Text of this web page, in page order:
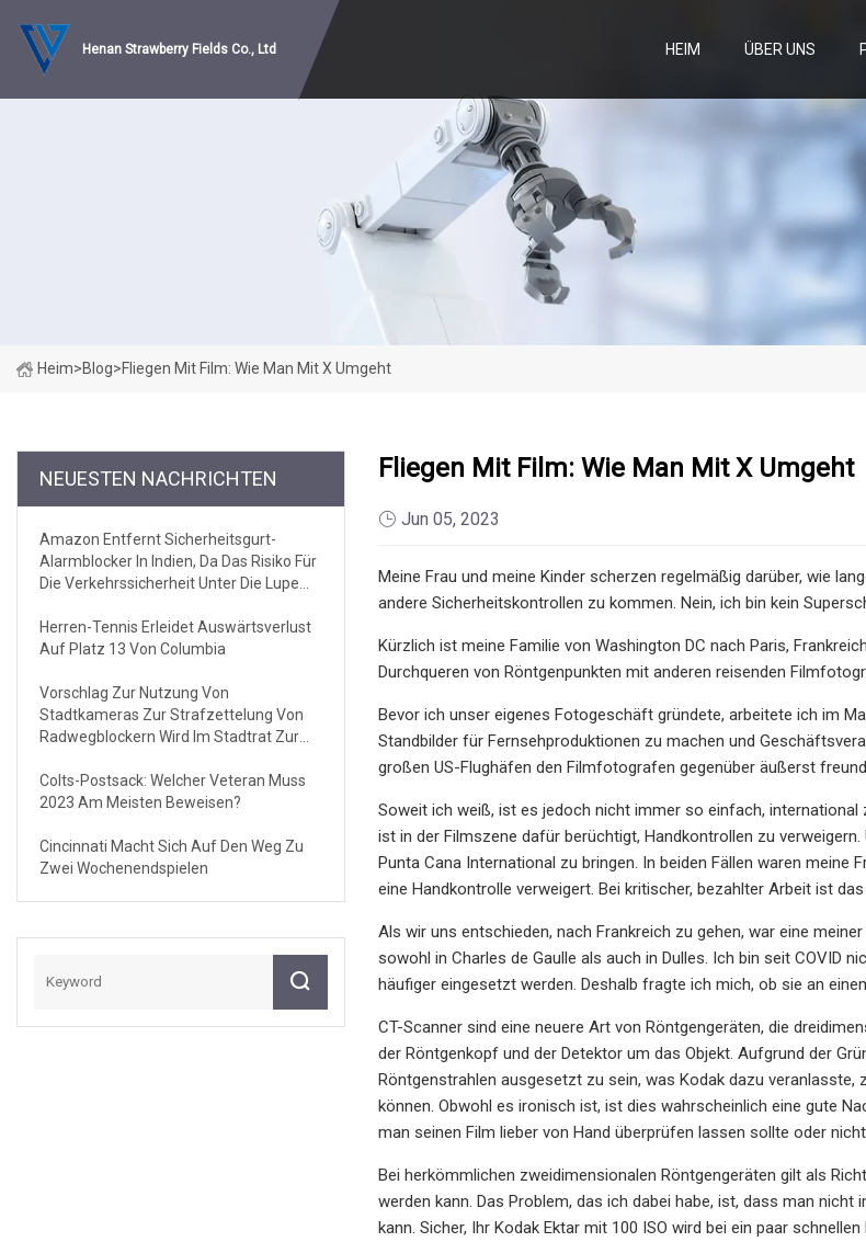
Henan Strawberry Fields Co., Ltd HEIM ÜBER UNS
Heim>Blog>Fliegen Mit Film: Wie Man Mit X Umgeht
NEUESTEN NACHRICHTEN
Amazon Entfernt Sicherheitsgurt-
Alarmblocker In Indien, Da Das Risiko Für
Die Verkehrssicherheit Unter Die Lupe
Herren-Tennis Erleidet Auswärtsverlust
Auf Platz 13 Von Columbia
Vorschlag Zur Nutzung Von
Stadtkameras Zur Strafzettelung Von
Radwegblockern Wird Im Stadtrat Zur
Colts-Postsack: Welcher Veteran Muss
2023 Am Meisten Beweisen?
Cincinnati Macht Sich Auf Den Weg Zu
Zwei Wochenendspielen
Fliegen Mit Film: Wie Man Mit X Umgeht
Jun 05, 2023
Meine Frau und meine Kinder scherzen regelmäßig darüber, wie
andere Sicherheitskontrollen zu kommen. Nein, ich bin kein
Kürzlich ist meine Familie von Washington DC nach Paris,
Durchqueren von Röntgenpunkten mit anderen reisenden
Bevor ich unser eigenes Fotogeschäft gründete, arbeitete ich im
Standbilder für Fernsehproduktionen zu machen und
großen US-Flughäfen den Filmfotografen gegenüber äußerst
Soweit ich weiß, ist es jedoch nicht immer so einfach, international
ist in der Filmszene dafür berüchtigt, Handkontrollen zu
Punta Cana International zu bringen. In beiden Fällen waren
eine Handkontrolle verweigert. Bei kritischer, bezahlter Arbeit ist das
Als wir uns entschieden, nach Frankreich zu gehen, war eine
sowohl in Charles de Gaulle als auch in Dulles. Ich bin seit COVID
häufiger eingesetzt werden. Deshalb fragte ich mich, ob sie an
CT-Scanner sind eine neuere Art von Röntgengeräten, die
der Röntgenkopf und der Detektor um das Objekt. Aufgrund der
Röntgenstrahlen ausgesetzt zu sein, was Kodak dazu veranlasste,
können. Obwohl es ironisch ist, ist dies wahrscheinlich eine gute
man seinen Film lieber von Hand überprüfen lassen sollte oder nicht.
Bei herkömmlichen zweidimensionalen Röntgengeräten gilt als
werden kann. Das Problem, das ich dabei habe, ist, dass man
kann. Sicher, Ihr Kodak Ektar mit 100 ISO wird bei ein paar